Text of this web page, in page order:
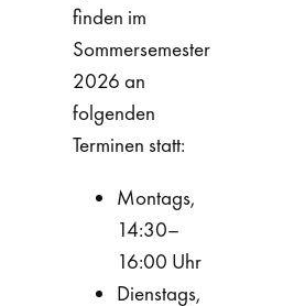
finden im
Sommersemester
2026 an
folgenden
Terminen statt:
Montags,
14:30–
16:00 Uhr
Dienstags,